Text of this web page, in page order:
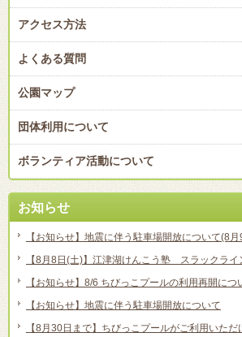
アクセス方法
よくある質問
公園マップ
団体利用について
ボランティア活動について
お知らせ
【お知らせ】地震に伴う駐車場開放について(8
【8月8日(土)】江津湖けんこう塾 スラックライ
【お知らせ】8/6 ちびっこプールの利用再開につ
【お知らせ】地震に伴う駐車場開放について
【8月30日まで】ちびっこプールがご利用いただ